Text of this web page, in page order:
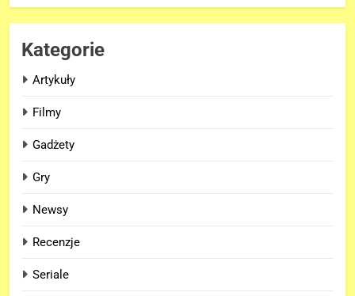
Kategorie
Artykuły
Filmy
Gadżety
Gry
Newsy
Recenzje
Seriale
FILMY
7
8